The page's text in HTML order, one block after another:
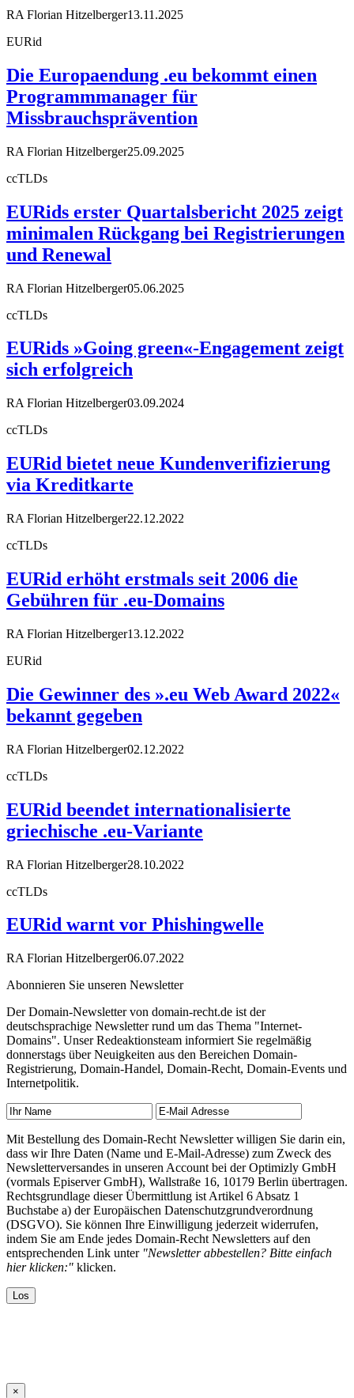
RA Florian Hitzelberger13.11.2025
EURid
Die Europaendung .eu bekommt einen
Programmmanager für
Missbrauchsprävention
RA Florian Hitzelberger25.09.2025
ccTLDs
EURids erster Quartalsbericht 2025 zeigt
minimalen Rückgang bei Registrierungen
und Renewal
RA Florian Hitzelberger05.06.2025
ccTLDs
EURids »Going green«-Engagement zeigt
sich erfolgreich
RA Florian Hitzelberger03.09.2024
ccTLDs
EURid bietet neue Kundenverifizierung
via Kreditkarte
RA Florian Hitzelberger22.12.2022
ccTLDs
EURid erhöht erstmals seit 2006 die
Gebühren für .eu-Domains
RA Florian Hitzelberger13.12.2022
EURid
Die Gewinner des ».eu Web Award 2022«
bekannt gegeben
RA Florian Hitzelberger02.12.2022
ccTLDs
EURid beendet internationalisierte
griechische .eu-Variante
RA Florian Hitzelberger28.10.2022
ccTLDs
EURid warnt vor Phishingwelle
RA Florian Hitzelberger06.07.2022
Abonnieren Sie unseren Newsletter
Der Domain-Newsletter von domain-recht.de ist der
deutschsprachige Newsletter rund um das Thema "Internet-
Domains". Unser Redeaktionsteam informiert Sie regelmäßig
donnerstags über Neuigkeiten aus den Bereichen Domain-
Registrierung, Domain-Handel, Domain-Recht, Domain-Events und
Internetpolitik.
Mit Bestellung des Domain-Recht Newsletter willigen Sie darin ein,
dass wir Ihre Daten (Name und E-Mail-Adresse) zum Zweck des
Newsletterversandes in unseren Account bei der Optimizly GmbH
(vormals Episerver GmbH), Wallstraße 16, 10179 Berlin übertragen.
Rechtsgrundlage dieser Übermittlung ist Artikel 6 Absatz 1
Buchstabe a) der Europäischen Datenschutzgrundverordnung
(DSGVO). Sie können Ihre Einwilligung jederzeit widerrufen,
indem Sie am Ende jedes Domain-Recht Newsletters auf den
entsprechenden Link unter "Newsletter abbestellen? Bitte einfach
hier klicken:" klicken.
×